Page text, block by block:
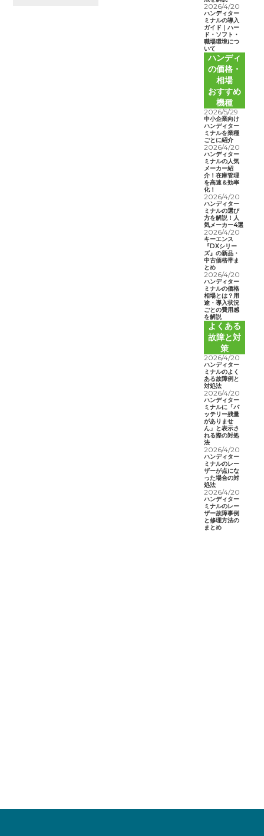
2026/4/20
ハンディター
ミナルの導入
ガイド｜ハー
ド・ソフト・
職場環境につ
いて
ハンディ
の価格・
相場
おすすめ
機種
2026/5/29
中小企業向け
ハンディター
ミナルを業種
ごとに紹介
2026/4/20
ハンディター
ミナルの人気
メーカー紹
介！在庫管理
を高速＆効率
化！
2026/4/20
ハンディター
ミナルの選び
方を解説！人
気メーカー4選
2026/4/20
キーエンス
『DXシリー
ズ』の新品・
中古価格帯ま
とめ
2026/4/20
ハンディター
ミナルの価格
相場とは？用
途・導入状況
ごとの費用感
を解説
よくある
故障と対
策
2026/4/20
ハンディター
ミナルのよく
ある故障例と
対処法
2026/4/20
ハンディター
ミナルに「バ
ッテリー残量
がありませ
ん」と表示さ
れる際の対処
法
2026/4/20
ハンディター
ミナルのレー
ザーが点にな
った場合の対
処法
2026/4/20
ハンディター
ミナルのレー
ザー故障事例
と修理方法の
まとめ